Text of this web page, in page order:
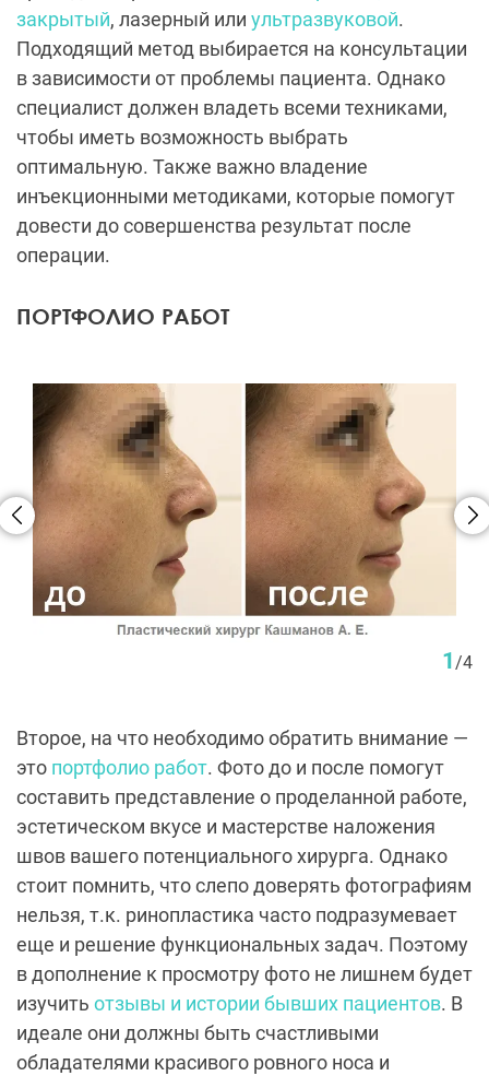
закрытый, лазерный или ультразвуковой.
Подходящий метод выбирается на консультации
в зависимости от проблемы пациента. Однако
специалист должен владеть всеми техниками,
чтобы иметь возможность выбрать
оптимальную. Также важно владение
инъекционными методиками, которые помогут
довести до совершенства результат после
операции.
ПОРТФОЛИО РАБОТ
1/4
Второе, на что необходимо обратить внимание —
это портфолио работ. Фото до и после помогут
составить представление о проделанной работе,
эстетическом вкусе и мастерстве наложения
швов вашего потенциального хирурга. Однако
стоит помнить, что слепо доверять фотографиям
нельзя, т.к. ринопластика часто подразумевает
еще и решение функциональных задач. Поэтому
в дополнение к просмотру фото не лишнем будет
изучить отзывы и истории бывших пациентов. В
идеале они должны быть счастливыми
обладателями красивого ровного носа и